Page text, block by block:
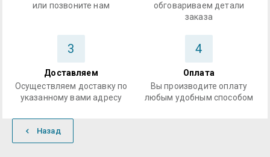
или позвоните нам
обговариваем детали
заказа
3
Доставляем
Осуществляем доставку по
указанному вами адресу
4
Оплата
Вы производите оплату
любым удобным способом
Назад